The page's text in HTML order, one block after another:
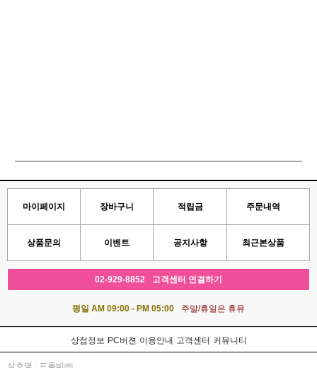
마이페이지 장바구니 적립금 주문내역
상품문의 이벤트 공지사항 최근본상품
02-929-8852 고객센터 연결하기
평일 AM 09:00 - PM 05:00 주말/휴일은 휴뮤
상점정보 PC버젼 이용안내 고객센터 커뮤니티